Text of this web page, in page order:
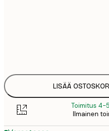
LISÄÄ
Toimitus 4-
Ilmainen